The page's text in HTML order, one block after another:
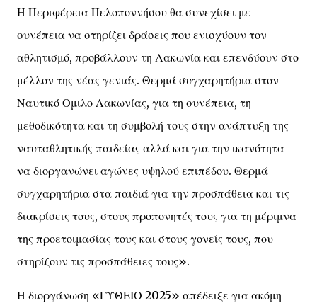
Η Περιφέρεια Πελοποννήσου θα συνεχίσει με
συνέπεια να στηρίζει δράσεις που ενισχύουν τον
αθλητισμό, προβάλλουν τη Λακωνία και επενδύουν στο
μέλλον της νέας γενιάς. Θερμά συγχαρητήρια στον
Ναυτικό Ομιλο Λακωνίας, για τη συνέπεια, τη
μεθοδικότητα και τη συμβολή τους στην ανάπτυξη της
ναυταθλητικής παιδείας αλλά και για την ικανότητα
να διοργανώνει αγώνες υψηλού επιπέδου. Θερμά
συγχαρητήρια στα παιδιά για την προσπάθεια και τις
διακρίσεις τους, στους προπονητές τους για τη μέριμνα
της προετοιμασίας τους και στους γονείς τους, που
στηρίζουν τις προσπάθειες τους».
Η διοργάνωση «ΓΥΘΕΙΟ 2025» απέδειξε για ακόμη